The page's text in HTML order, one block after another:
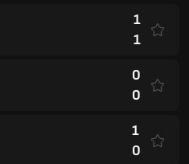
1
1
0
0
1
0